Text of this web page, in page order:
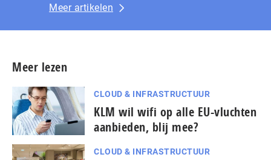
Meer artikelen
Meer lezen
CLOUD & INFRASTRUCTUUR
KLM wil wifi op alle EU-vluchten
aanbieden, blij mee?
CLOUD & INFRASTRUCTUUR